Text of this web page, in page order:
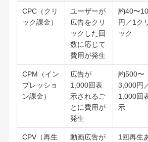
CPC（クリ
ック課金）
ユーザーが
広告をクリ
ックした回
数に応じて
費用が発生
約40〜
円／1ク
ック
CPM（イン
プレッショ
ン課金）
広告が
1,000回表
示されるご
とに費用が
発生
約500〜
3,000円
1,000回
示
CPV（再生
動画広告が
1回再生